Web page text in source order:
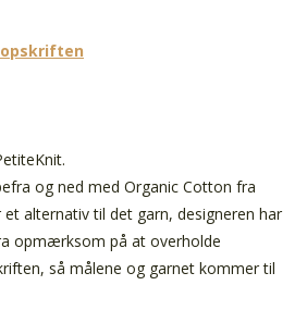
og ned med Organic Cotton fra
et alternativ til det garn, designeren har
opmærksom på at overholde
så målene og garnet kommer til